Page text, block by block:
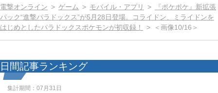
電撃オンライン ゲーム モバイル・アプリ
『ポケポケ』新拡張
パック“進撃パラドックス”が5月28日登場。コライドン、ミライドンを
はじめとしたパラドックスポケモンが初収録！
＜画像10/16＞
日間記事ランキング
集計期間： 07月31日